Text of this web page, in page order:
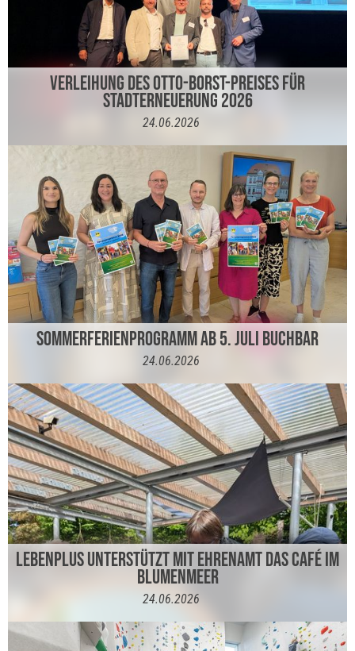
VERLEIHUNG DES OTTO-BORST-PREISES FÜR
STADTERNEUERUNG 2026
24.06.2026
SOMMERFERIENPROGRAMM AB 5. JULI BUCHBAR
24.06.2026
LEBENPLUS UNTERSTÜTZT MIT EHRENAMT DAS CAFÉ IM
BLUMENMEER
24.06.2026